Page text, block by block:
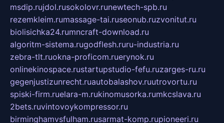
msdip.rujdol.rusokolovr.runewtech-spb.ru
rezemkleim.rumassage-tai.ruseonub.ruzvonitut.ru
biolisichka24.rumncraft-download.ru
algoritm-sistema.rugodflesh.ruru-industria.ru
zebra-tlt.ruokna-proficom.ruerynok.ru
onlinekinospace.rustartupstudio-fefu.ruzarges-ru.ru
gegenjustizunrecht.ruautobalashov.ruutrovortu.ru
spiski-firm.ruelara-m.rukinomusorka.rumkcslava.ru
2bets.ruvintovoykompressor.ru
birminghamvsfulham.rusarmat-komp.rupioneeri.ru